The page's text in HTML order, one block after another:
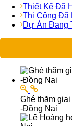
Thiết Kế Đã
Thi Công Đã
Dự Án Đang
Ghé thăm
-Đồng Nai